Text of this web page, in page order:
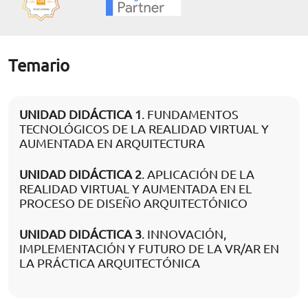
Temario
UNIDAD DIDÁCTICA 1 . FUNDAMENTOS
TECNOLÓGICOS DE LA REALIDAD VIRTUAL Y
AUMENTADA EN ARQUITECTURA
UNIDAD DIDÁCTICA 2 . APLICACIÓN DE LA
REALIDAD VIRTUAL Y AUMENTADA EN EL
PROCESO DE DISEÑO ARQUITECTÓNICO
UNIDAD DIDÁCTICA 3 . INNOVACIÓN,
IMPLEMENTACIÓN Y FUTURO DE LA VR/AR EN
LA PRÁCTICA ARQUITECTÓNICA